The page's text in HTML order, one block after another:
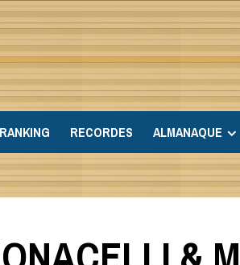
RANKING RECORDES ALMANAQUE